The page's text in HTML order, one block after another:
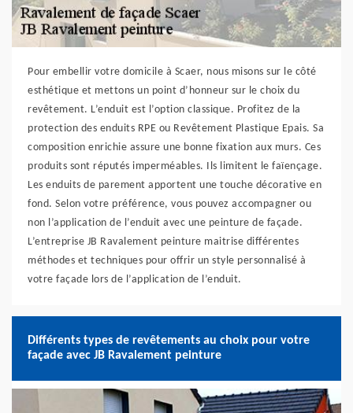
Pour embellir votre domicile à Scaer, nous misons sur le côté
esthétique et mettons un point d’honneur sur le choix du
revêtement. L’enduit est l’option classique. Profitez de la
protection des enduits RPE ou Revêtement Plastique Epais. Sa
composition enrichie assure une bonne fixation aux murs. Ces
produits sont réputés imperméables. Ils limitent le faïençage.
Les enduits de parement apportent une touche décorative en
fond. Selon votre préférence, vous pouvez accompagner ou
non l’application de l’enduit avec une peinture de façade.
L’entreprise JB Ravalement peinture maitrise différentes
méthodes et techniques pour offrir un style personnalisé à
votre façade lors de l’application de l’enduit.
Différents types de revêtements au choix pour votre
façade avec JB Ravalement peinture